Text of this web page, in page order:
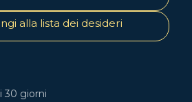
alla lista dei desideri
30 giorni